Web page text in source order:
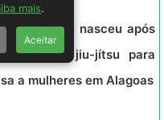
– projeto que nasceu após
usa jiu-jítsu para
a mulheres em Alagoas
mais.
Aceitar